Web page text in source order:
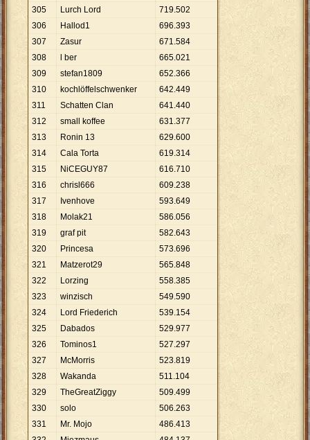
305
Lurch Lord 719.502
306
Hallod1 696.393
307
Zasur 671.584
308
l ber 665.021
309
stefan1809 652.366
310
kochlöffelschwenker 642.449
311
Schatten Clan 641.440
312
small koffee 631.377
313
Ronin 13 629.600
314
Cala Torta 619.314
315
NiCEGUY87 616.710
316
chrisl666 609.238
317
Ivenhove 593.649
318
Molak21 586.056
319
graf pit 582.643
320
Princesa 573.696
321
Matzerot29 565.848
322
Lorzing 558.385
323
winzisch 549.590
324
Lord Friederich 539.154
325
Dabados 529.977
326
Tominos1 527.297
327
McMorris 523.819
328
Wakanda 511.104
329
TheGreatZiggy 509.499
330
solo 506.263
331
Mr. Mojo 486.413